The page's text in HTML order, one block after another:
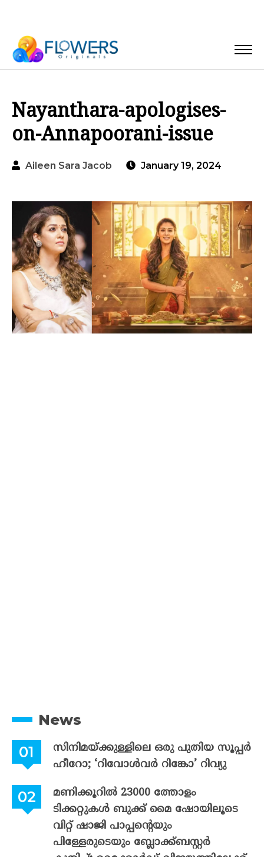
Nayanthara-apologises-
on-Annapoorani-issue
Aileen Sara Jacob January 19, 2024
News
സിനിമയ്ക്കുള്ളിലെ ഒരു പുതിയ സൂപ്പർ
ഹീറോ; ‘റിവോൾവർ റിങ്കോ’ റിവ്യു
മണിക്കൂറിൽ 23000 ത്തോളം
ടിക്കറ്റുകൾ ബുക്ക് മൈ ഷോയിലൂടെ
വിറ്റ് ഷാജി പാപ്പന്റെയും
പിള്ളേരുടെയും ബ്ലോക്ക്ബസ്റ്റർ